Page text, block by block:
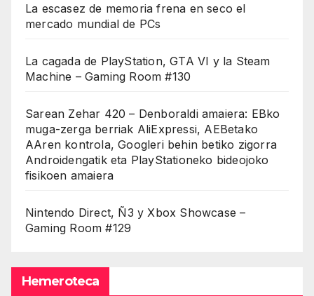
La escasez de memoria frena en seco el
mercado mundial de PCs
La cagada de PlayStation, GTA VI y la Steam
Machine – Gaming Room #130
Sarean Zehar 420 – Denboraldi amaiera: EBko
muga-zerga berriak AliExpressi, AEBetako
AAren kontrola, Googleri behin betiko zigorra
Androidengatik eta PlayStationeko bideojoko
fisikoen amaiera
Nintendo Direct, Ñ3 y Xbox Showcase –
Gaming Room #129
Hemeroteca